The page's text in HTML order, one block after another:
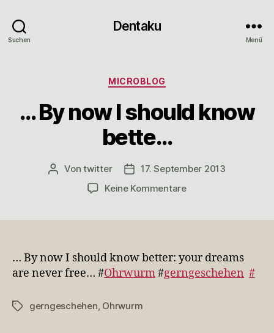
Suchen
Dentaku
Menü
Kategorien
MICROBLOG
… By now I should know
bette…
Beitragsautor
Vontwitter Veröffentlichungsdatum
17. September 2013
Keine Kommentarezu
should
know
bette…
… By now I should know better: your dreams
are never free… #Ohrwurm#gerngeschehen #
Schlagwörter
gerngeschehen Ohrwurm